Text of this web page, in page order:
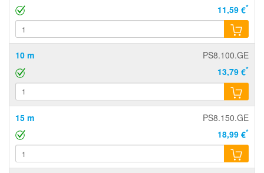
11,59 €*
10 m
PS8.100.GE
13,79 €*
15 m
PS8.150.GE
18,99 €*